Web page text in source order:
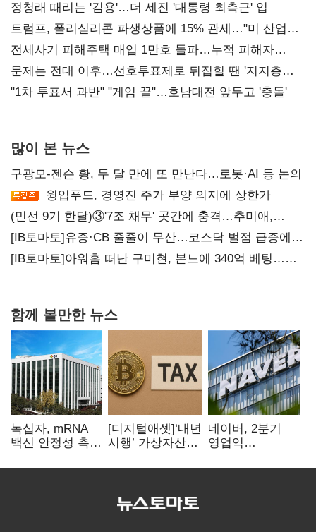
정청래 때리는 '김용'…더 세진 '대통령 최측근' 입
트럼프, 폴리실리콘 파생상품에 15% 관세…"미 산업
재건"
전세사기 피해주택 매입 1만호 돌파…누적 피해자
4만278명
문제는 전대 이후…선호투표제로 뒤집힐 땐 '지지층
불복'
"1차 투표서 과반" "게임 끝"…호남대전 앞두고 '충돌'
많이 본 뉴스
구광모-젠슨 황, 두 달 만에 또 만난다…로봇·AI 등 논의
윙입푸드, 경영진 주가 부양 의지에 상한가
(민선 9기 한달)③'7조 채무' 곳간에 충격…추미애,
20년만에 '비상재정' 선언 승부수
[IB토마토]유증·CB 줄줄이 무산…코스닥 벌점 급증에
상폐 압박
[IB토마토]아워홈 떠난 구미현, 본느에 340억 베팅…
함께 볼만한 뉴스
녹십자, mRNA
백신 안정성 측정
[디지털애셋]‘내년
시행’ 가상자산
문턱 넘을까
네이버, 2분기
영업익
전년비 0.2%